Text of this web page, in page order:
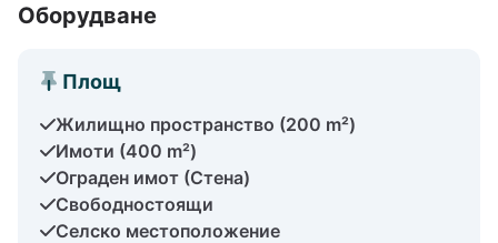
Оборудване
Площ
Жилищно пространство (200 m²)
Имоти (400 m²)
Ограден имот (Стена)
Свободностоящи
Селско местоположение